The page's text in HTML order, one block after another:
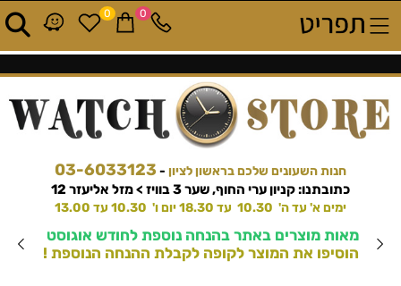
חנות השעונים שלכם בראשון לציון -
03-6033123
כתובתנו: קניון ערי החוף, שער 3 בוויז > מזל אליעזר 12
ימים א' עד ה' 10.30 עד 18.30 יום ו' 10.30 עד 13.00
מאות מוצרים באתר בהנחה נוספת לחודש אוגוסט
הוסיפו את המוצר לקופה לקבלת ההנחה הנוספת !
0 0